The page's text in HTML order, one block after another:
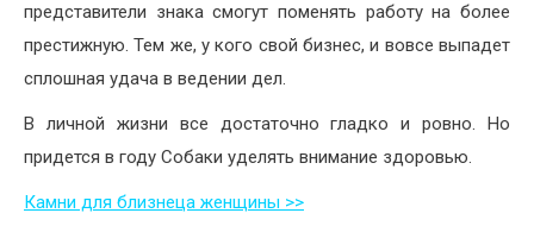
представители знака смогут поменять работу на более
престижную. Тем же, у кого свой бизнес, и вовсе выпадет
сплошная удача в ведении дел.
В личной жизни все достаточно гладко и ровно. Но
придется в году Собаки уделять внимание здоровью.
Камни для близнеца женщины >>